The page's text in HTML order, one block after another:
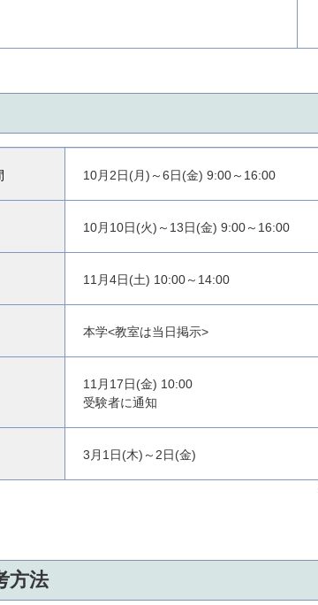
10月2日(月)～6日(金) 9:00～16:00
10月10日(火)～13日(金) 9:00～16:00
11月4日(土) 10:00～14:00
本学<教室は当日掲示>
11月17日(金) 10:00
受験者に通知
3月1日(木)～2日(金)
方法